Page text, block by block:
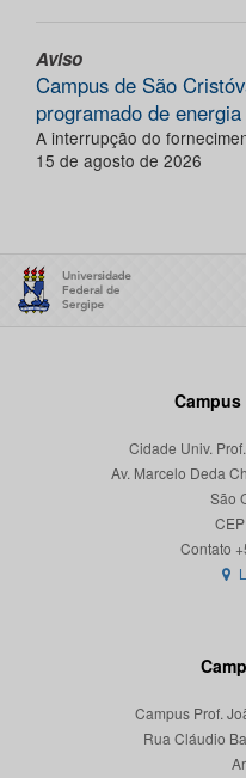
Aviso
Campus de São
programado de
A interrupção do
15 de agosto de 2026
Cidade Univ.
Av. Marcelo Deda
São
Campus Prof.
Rua Cláudio